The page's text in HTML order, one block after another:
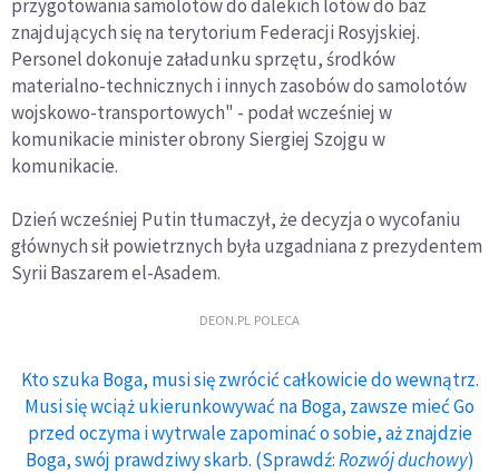
przygotowania samolotów do dalekich lotów do baz
znajdujących się na terytorium Federacji Rosyjskiej.
Personel dokonuje załadunku sprzętu, środków
materialno-technicznych i innych zasobów do samolotów
wojskowo-transportowych" - podał wcześniej w
komunikacie minister obrony Siergiej Szojgu w
komunikacie.
Dzień wcześniej Putin tłumaczył, że decyzja o wycofaniu
głównych sił powietrznych była uzgadniana z prezydentem
Syrii Baszarem el-Asadem.
DEON.PL POLECA
Kto szuka Boga, musi się zwrócić całkowicie do wewnątrz.
Musi się wciąż ukierunkowywać na Boga, zawsze mieć Go
przed oczyma i wytrwale zapominać o sobie, aż znajdzie
Boga, swój prawdziwy skarb. (Sprawdź:Rozwój duchowy)